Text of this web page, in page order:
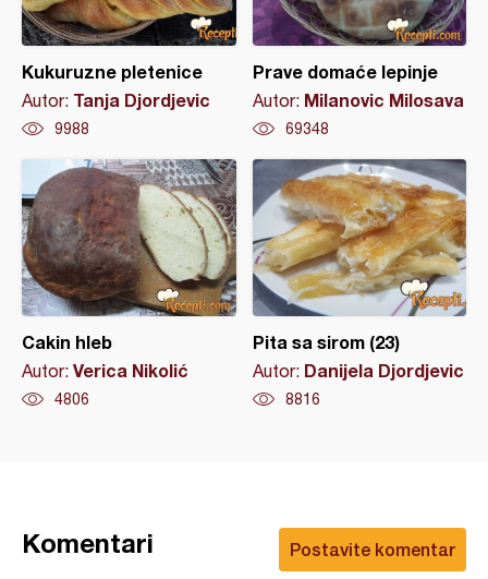
Kukuruzne pletenice
Autor: Tanja Djordjevic
9988
Prave domaće lepinje
Autor: Milanovic Milosava
69348
Cakin hleb
Autor: Verica Nikolić
4806
Pita sa sirom (23)
Autor: Danijela Djordjevic
8816
Postavite komentar
Komentari